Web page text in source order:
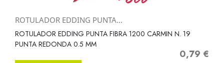
ROTULADOR EDDING PUNTA...
ROTULADOR EDDING PUNTA FIBRA 1200 CARMIN N. 19
PUNTA REDONDA 0.5 MM
Precio
0,79 €